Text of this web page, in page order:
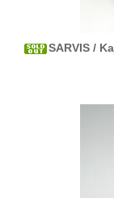
SARVIS /